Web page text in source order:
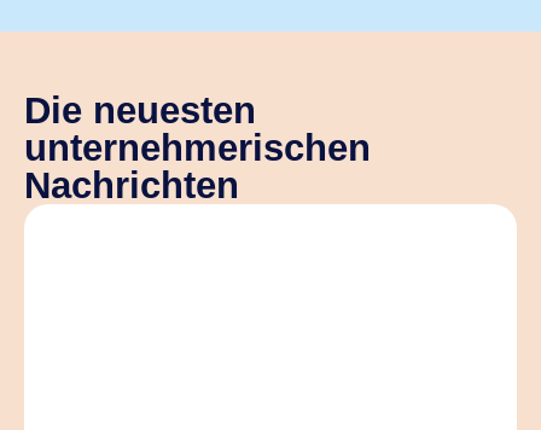
Die neuesten
unternehmerischen
Nachrichten